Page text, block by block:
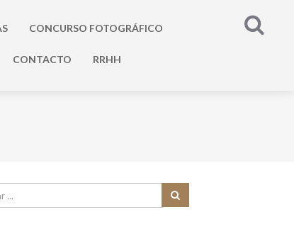
CONCURSO FOTOGRÁFICO
CONTACTO RRHH